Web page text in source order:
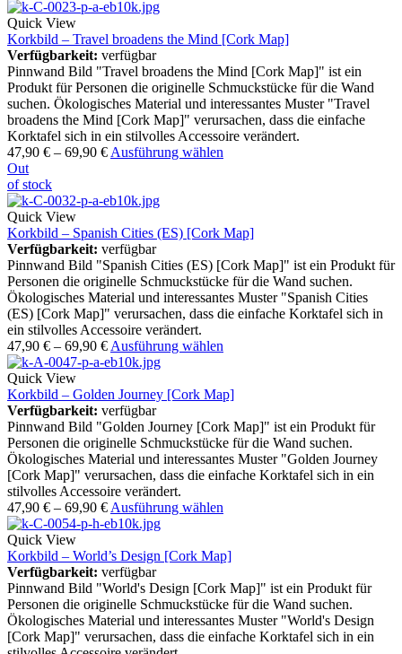
Quick View
Korkbild – Travel broadens the Mind [Cork Map]
Verfügbarkeit: verfügbar
Pinnwand Bild "Travel broadens the Mind [Cork Map]" ist ein
Produkt für Personen die originelle Schmuckstücke für die Wand
suchen. Ökologisches Material und interessantes Muster "Travel
broadens the Mind [Cork Map]" verursachen, dass die einfache
Korktafel sich in ein stilvolles Accessoire verändert.
47,90 € – 69,90 € Ausführung wählen
Out
of stock
Quick View
Korkbild – Spanish Cities (ES) [Cork Map]
Verfügbarkeit: verfügbar
Pinnwand Bild "Spanish Cities (ES) [Cork Map]" ist ein Produkt für
Personen die originelle Schmuckstücke für die Wand suchen.
Ökologisches Material und interessantes Muster "Spanish Cities
(ES) [Cork Map]" verursachen, dass die einfache Korktafel sich in
ein stilvolles Accessoire verändert.
47,90 € – 69,90 € Ausführung wählen
Quick View
Korkbild – Golden Journey [Cork Map]
Verfügbarkeit: verfügbar
Pinnwand Bild "Golden Journey [Cork Map]" ist ein Produkt für
Personen die originelle Schmuckstücke für die Wand suchen.
Ökologisches Material und interessantes Muster "Golden Journey
[Cork Map]" verursachen, dass die einfache Korktafel sich in ein
stilvolles Accessoire verändert.
47,90 € – 69,90 € Ausführung wählen
Quick View
Korkbild – World’s Design [Cork Map]
Verfügbarkeit: verfügbar
Pinnwand Bild "World's Design [Cork Map]" ist ein Produkt für
Personen die originelle Schmuckstücke für die Wand suchen.
Ökologisches Material und interessantes Muster "World's Design
[Cork Map]" verursachen, dass die einfache Korktafel sich in ein